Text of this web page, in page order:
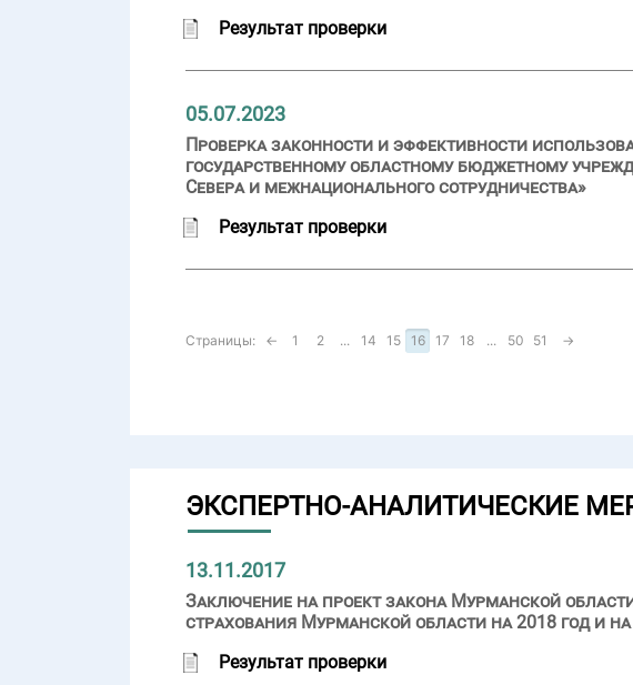
Результат проверки
05.07.2023
Проверка законности и эффективности
государственному областному бюджетному
Севера и межнационального сотрудничества»
Результат проверки
Страницы: ← 1 2 ... 14 15 16 17 18 ... 50 51 →
ЭКСПЕРТНО-АНАЛИТИЧЕСКИЕ
13.11.2017
Заключение на проект закона Мурманской
страхования Мурманской области на 2018 год и
Результат проверки